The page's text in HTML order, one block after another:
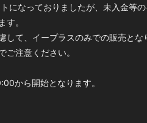
になっておりましたが、未入金等
す。
して、イープラスのみでの販売とな
ご注意ください。
から開始となります。